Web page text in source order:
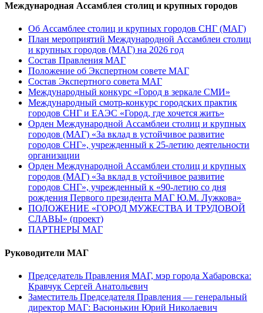
Международная Ассамблея столиц и крупных городов
Об Ассамблее столиц и крупных городов СНГ (МАГ)
План мероприятий Международной Ассамблеи столиц
и крупных городов (МАГ) на 2026 год
Состав Правления МАГ
Положение об Экспертном совете МАГ
Состав Экспертного совета МАГ
Международный конкурс «Город в зеркале СМИ»
Международный смотр-конкурс городских практик
городов СНГ и ЕАЭС «Город, где хочется жить»
Орден Международной Ассамблеи столиц и крупных
городов (МАГ) «За вклад в устойчивое развитие
городов СНГ», учрежденный к 25-летию деятельности
организации
Орден Международной Ассамблеи столиц и крупных
городов (МАГ) «За вклад в устойчивое развитие
городов СНГ», учрежденный к «90-летию со дня
рождения Первого президента МАГ Ю.М. Лужкова»
ПОЛОЖЕНИЕ «ГОРОД МУЖЕСТВА И ТРУДОВОЙ
СЛАВЫ» (проект)
ПАРТНЕРЫ МАГ
Руководители МАГ
Председатель Правления МАГ, мэр города Хабаровска:
Кравчук Сергей Анатольевич
Заместитель Председателя Правления — генеральный
директор МАГ: Васюнькин Юрий Николаевич